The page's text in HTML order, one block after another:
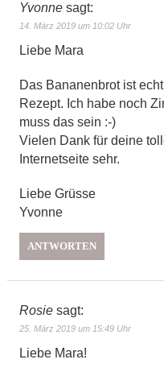
Yvonne sagt:
14. März 2019 um 10:02 Uhr
Liebe Mara
Das Bananenbrot ist
Rezept. Ich habe noch
muss das sein :-)
Vielen Dank für deine
Internetseite sehr.
Liebe Grüsse
Yvonne
ANTWORTEN
Rosie sagt:
25. März 2019 um 15:49 Uhr
Liebe Mara!